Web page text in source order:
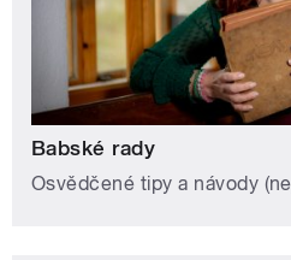
Babské rady
Osvědčené tipy a návody